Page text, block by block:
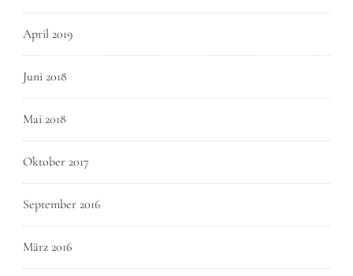
April 2019
Juni 2018
Mai 2018
Oktober 2017
September 2016
März 2016